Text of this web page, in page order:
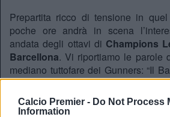
Calcio Premier - Do Not Process
Information
Prepartita ricco di tensione in
poche ore andrà in scena
andata degli ottavi di Champions
Barcellona. Vi riportiamo le parole
mediano tuttofare dei Gunners: “Il
fortissima, dal portiere allaMSN,
al mondo. Sarà dura affrontare
calibro diIniesta, ma proprio per